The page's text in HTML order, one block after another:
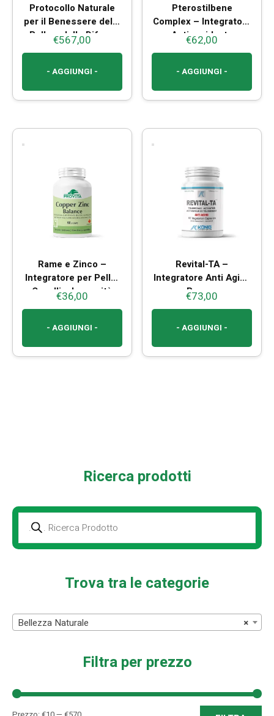
Protocollo Naturale
per il Benessere della
Pelle e delle Difese
Cutanee
€567,00
- AGGIUNGI -
Pterostilbene
Complex – Integratore
Antiossidante
€62,00
- AGGIUNGI -
Rame e Zinco –
Integratore per Pelle,
Capelli e Immunità
€36,00
- AGGIUNGI -
Revital-TA –
Integratore Anti Aging
per Benessere
Cellulare
€73,00
- AGGIUNGI -
Ricerca prodotti
Prodotti
della
ricerca
Trova tra le categorie
×
Bellezza Naturale
Filtra per prezzo